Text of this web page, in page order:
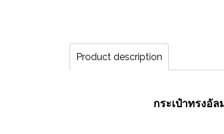
Product description
กระเป๋าทรงอั